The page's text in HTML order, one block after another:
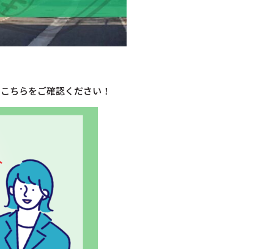
ちらをご確認ください！